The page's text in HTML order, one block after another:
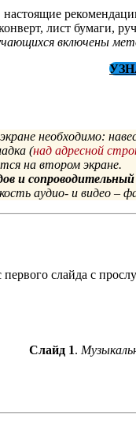
лист бумаги,
включены
необходимо:
(над адресной
на втором экране.
и
аудио- и видео –
слайда с
Слайд 1.